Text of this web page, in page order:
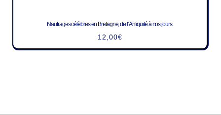
Naufrages célèbres en Bretagne, de l’Antiquité à nos jours.
12,00€